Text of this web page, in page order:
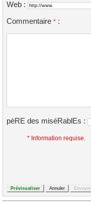
Web :
Commentaire * :
pèRE des miséRablEs :
* Information requise.